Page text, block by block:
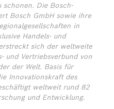
schonen. Die Bosch-
Bosch GmbH sowie ihre
in
Handels- und
sich der weltweite
und Vertriebsverbund von
der Welt. Basis für
Innovationskraft des
weltweit rund 82
und Entwicklung.